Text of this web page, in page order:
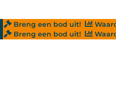
Breng een bod uit!
Breng een bod uit!